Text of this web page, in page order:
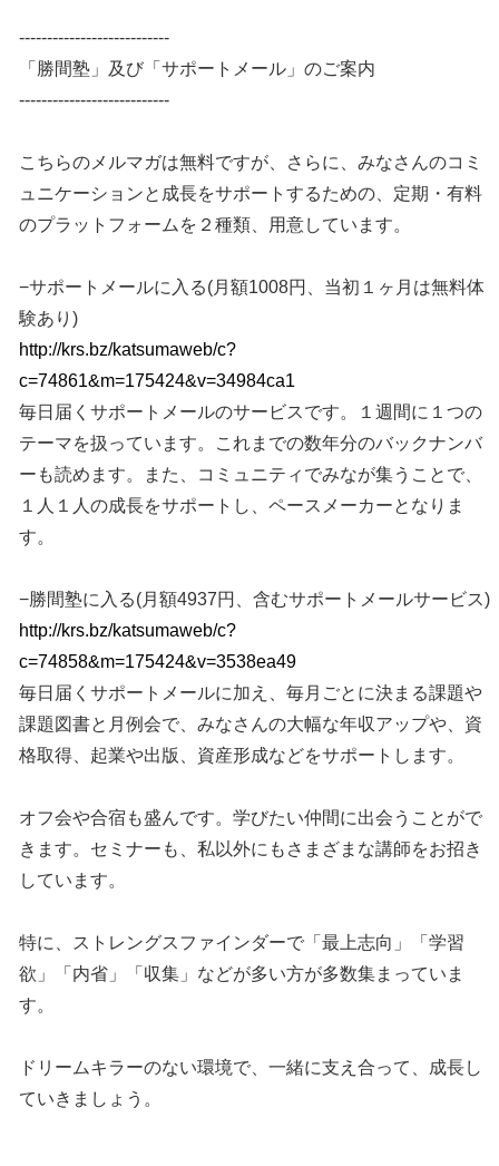
---------------------------
「勝間塾」及び「サポートメール」のご案内
---------------------------
こちらのメルマガは無料ですが、さらに、みなさんのコミ
ュニケーションと成長をサポートするための、定期・有料
のプラットフォームを２種類、用意しています。
−サポートメールに入る(月額1008円、当初１ヶ月は無料体
験あり)
http://krs.bz/katsumaweb/c?
c=74861&m=175424&v=34984ca1
毎日届くサポートメールのサービスです。１週間に１つの
テーマを扱っています。これまでの数年分のバックナンバ
ーも読めます。また、コミュニティでみなが集うことで、
１人１人の成長をサポートし、ペースメーカーとなりま
す。
−勝間塾に入る(月額4937円、含むサポートメールサービス)
http://krs.bz/katsumaweb/c?
c=74858&m=175424&v=3538ea49
毎日届くサポートメールに加え、毎月ごとに決まる課題や
課題図書と月例会で、みなさんの大幅な年収アップや、資
格取得、起業や出版、資産形成などをサポートします。
オフ会や合宿も盛んです。学びたい仲間に出会うことがで
きます。セミナーも、私以外にもさまざまな講師をお招き
しています。
特に、ストレングスファインダーで「最上志向」「学習
欲」「内省」「収集」などが多い方が多数集まっていま
す。
ドリームキラーのない環境で、一緒に支え合って、成長し
ていきましょう。